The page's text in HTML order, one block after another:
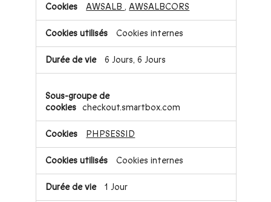
AWSALB,AWSALBCORS
Cookies internes
6 Jours, 6 Jours
checkout.smartbox.com
PHPSESSID
Cookies internes
1 Jour